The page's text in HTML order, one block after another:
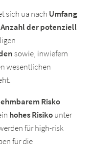
sich ua nach Umfang
Anzahl der potenziell
sowie, inwiefern
wesentlichen
Risko
hohes Risikounter
für high-risk
für die